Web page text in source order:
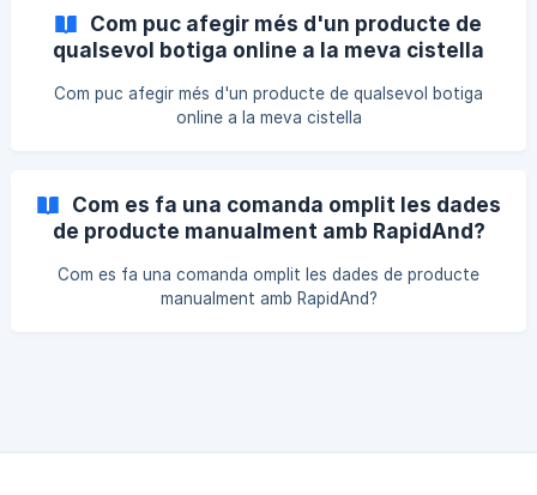
Com puc afegir més d'un producte de
qualsevol botiga online a la meva cistella
Com puc afegir més d'un producte de qualsevol botiga
online a la meva cistella
Com es fa una comanda omplit les dades
de producte manualment amb RapidAnd?
Com es fa una comanda omplit les dades de producte
manualment amb RapidAnd?